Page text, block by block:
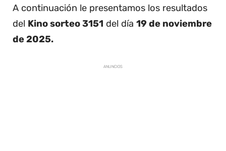
A continuación le presentamos los resultados
del Kino sorteo 3151 del día 19 de noviembre
de 2025.
ANUNCIOS